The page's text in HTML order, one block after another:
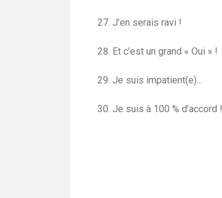
J’en serais ravi !
Et c’est un grand « Oui » !
Je suis impatient(e)...
Je suis à 100 % d’accord !